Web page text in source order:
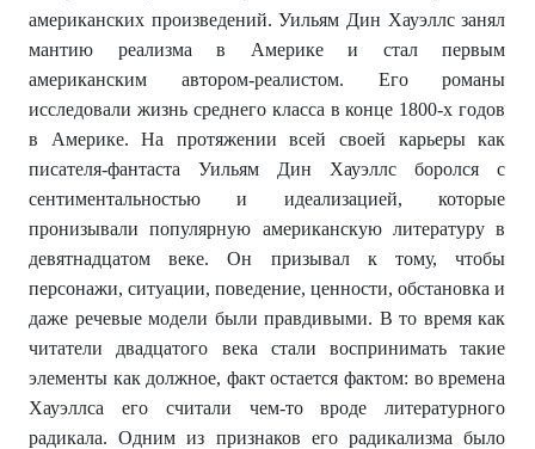
американских произведений. Уильям Дин Хауэллс занял
мантию реализма в Америке и стал первым
американским автором-реалистом. Его романы
исследовали жизнь среднего класса в конце 1800-х годов
в Америке. На протяжении всей своей карьеры как
писателя-фантаста Уильям Дин Хауэллс боролся с
сентиментальностью и идеализацией, которые
пронизывали популярную американскую литературу в
девятнадцатом веке. Он призывал к тому, чтобы
персонажи, ситуации, поведение, ценности, обстановка и
даже речевые модели были правдивыми. В то время как
читатели двадцатого века стали воспринимать такие
элементы как должное, факт остается фактом: во времена
Хауэллса его считали чем-то вроде литературного
радикала. Одним из признаков его радикализма было